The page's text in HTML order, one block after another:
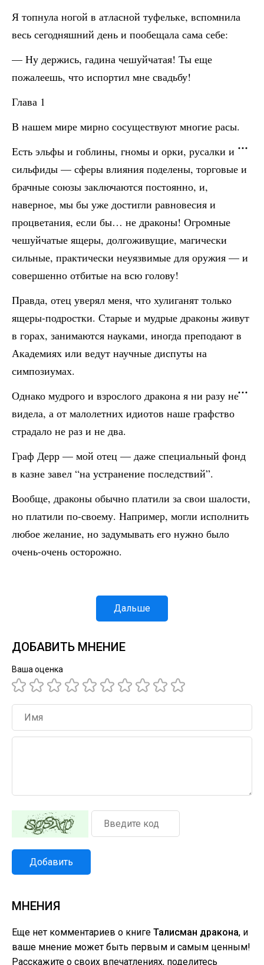
Я топнула ногой в атласной туфельке, вспомнила
весь сегодняшний день и пообещала сама себе:
— Ну держись, гадина чешуйчатая! Ты еще
пожалеешь, что испортил мне свадьбу!
Глава 1
В нашем мире мирно сосуществуют многие расы.
Есть эльфы и гоблины, гномы и орки, русалки и
сильфиды — сферы влияния поделены, торговые и
брачные союзы заключаются постоянно, и,
наверное, мы бы уже достигли равновесия и
процветания, если бы… не драконы! Огромные
чешуйчатые ящеры, долгоживущие, магически
сильные, практически неуязвимые для оружия — и
совершенно отбитые на всю голову!
Правда, отец уверял меня, что хулиганят только
ящеры-подростки. Старые и мудрые драконы живут
в горах, занимаются науками, иногда преподают в
Академиях или ведут научные диспуты на
симпозиумах.
Однако мудрого и взрослого дракона я ни разу не
видела, а от малолетних идиотов наше графство
страдало не раз и не два.
Граф Дерр — мой отец — даже специальный фонд
в казне завел “на устранение последствий”.
Вообще, драконы обычно платили за свои шалости,
но платили по-своему. Например, могли исполнить
любое желание, но задумывать его нужно было
очень-очень осторожно.
Дальше
ДОБАВИТЬ МНЕНИЕ
Ваша оценка
Добавить
МНЕНИЯ
Еще нет комментариев о книге Талисман дракона, и
ваше мнение может быть первым и самым ценным!
Расскажите о своих впечатлениях, поделитесь